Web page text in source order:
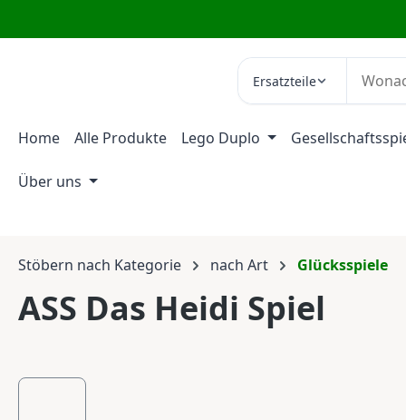
Ersatzteile
Home Alle Produkte Lego Duplo
Über uns
Stöbern nach Kategorie nach Art Glücksspiele
ASS Das Heidi Spiel
Bildergalerie überspringen